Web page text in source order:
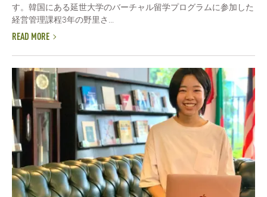
す。韓国にある延世大学のバーチャル留学プログラムに参加した
経営管理課程3年の野里さ...
READ MORE